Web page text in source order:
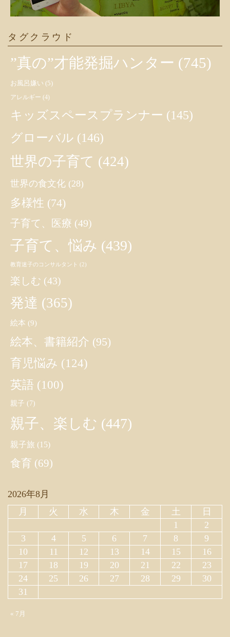
タグクラウド
”真の”才能発掘ハンター (745)
お風呂嫌い (5)
アレルギー (4)
キッズスペースプランナー (145)
グローバル (146)
世界の子育て (424)
世界の食文化 (28)
多様性 (74)
子育て、医療 (49)
子育て、悩み (439)
教育迷子のコンサルタント (2)
楽しむ (43)
発達 (365)
絵本 (9)
絵本、書籍紹介 (95)
育児悩み (124)
英語 (100)
親子 (7)
親子、楽しむ (447)
親子旅 (15)
食育 (69)
2026年8月
月
火 水 木 金 土
日
1
2
3
4 5 6 7 8
9
10
11 12 13 14 15
16
17
18 19 20 21 22
23
24
25 26 27 28 29
30
31
« 7月